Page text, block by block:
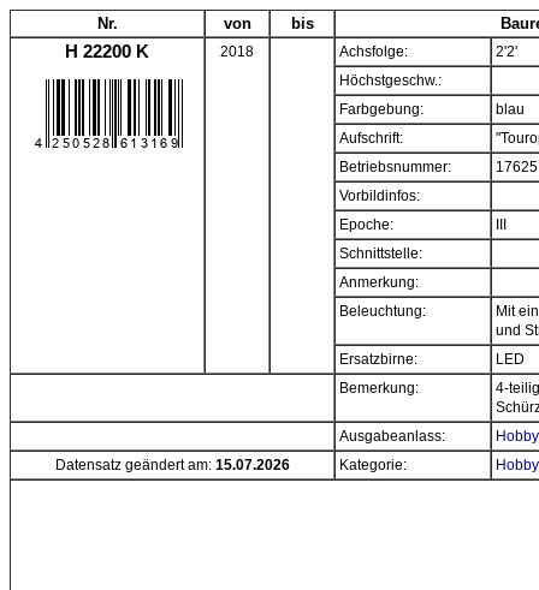
Nr. von bis
H 22200 K 2018 Achsfolge:
2'2'
Höchstgeschw.:
Farbgebung:
blau
Aufschrift:
Betriebsnummer:
Vorbildinfos:
Epoche:
Schnittstelle:
Anmerkung:
Beleuchtung:
Mit
und
Ersatzbirne:
LED
Bemerkung:
4-
Ausgabeanlass:
Datensatz geändert am: 15.07.2026 Kategorie: